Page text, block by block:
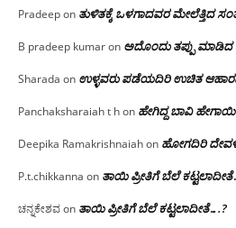
Pradeepon ತುಳಿತಕ್ಕೆ ಒಳಗಾದವರ ಮೇಲೆತ್ತಿದ
B pradeep kumaron ಅದೊಂದು ತಪ್ಪು ಮಾಡಿದ
Sharada on ಉಳ್ಳವರು ಪಡೆಯದಿರಿ ಉಚಿತ
Panchaksharaiah t hon ಹೇಗಿದ್ದ ಬಾವಿ
Deepika Ramakrishnaiahon ಹೋಗದಿರಿ
P.t.chikkanna on ತಾಯಿ ಪ್ರೀತಿಗೆ ಬೆಲೆ
ಚನ್ನಕೇಶವon ತಾಯಿ ಪ್ರೀತಿಗೆ ಬೆಲೆ ಕಟ್ಟಲಾದೀತೆ….?